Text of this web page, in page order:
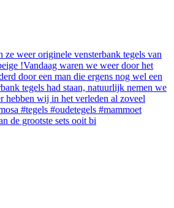
de grootste sets ooit bi